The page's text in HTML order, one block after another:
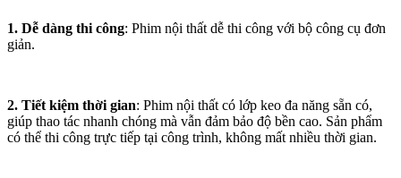
1. Dễ dàng thi công: Phim nội thất dễ thi công với bộ công cụ đơn
giản.
2. Tiết kiệm thời gian: Phim nội thất có lớp keo đa năng sẵn có,
giúp thao tác nhanh chóng mà vẫn đảm bảo độ bền cao. Sản phẩm
có thể thi công trực tiếp tại công trình, không mất nhiều thời gian.